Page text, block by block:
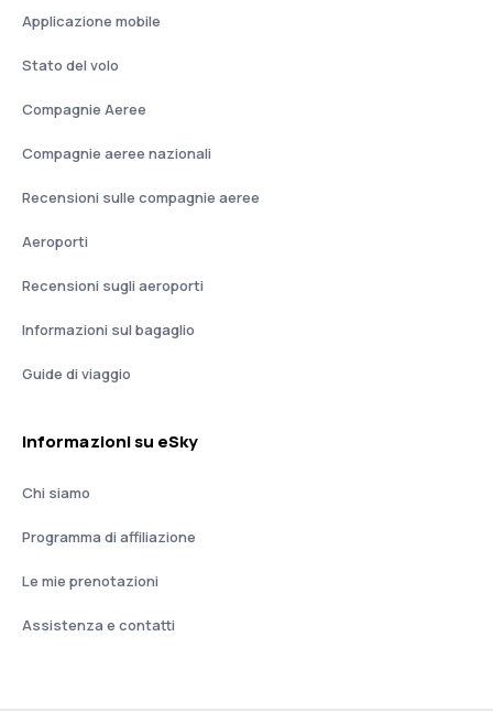
Applicazione mobile
Stato del volo
Compagnie Aeree
Compagnie aeree nazionali
Recensioni sulle compagnie aeree
Aeroporti
Recensioni sugli aeroporti
Informazioni sul bagaglio
Guide di viaggio
Informazioni su eSky
Chi siamo
Programma di affiliazione
Le mie prenotazioni
Assistenza e contatti